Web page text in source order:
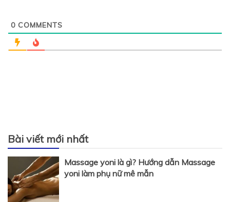
0 COMMENTS
Bài viết mới nhất
Massage yoni là gì? Hướng dẫn Massage
yoni làm phụ nữ mê mẫn